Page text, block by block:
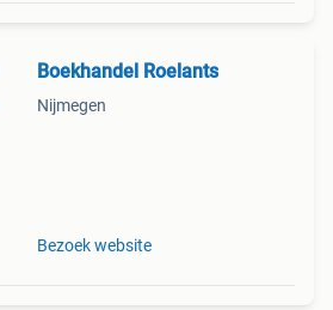
Boekhandel Roelants
Nijmegen
Bezoek website